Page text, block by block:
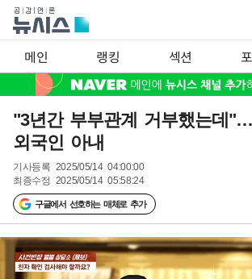
메인 랭킹 섹션
"3년간 부부관계 거부했는데
외국인 아내
기사등록 2025/05/14 04:00:00
최종수정 2025/05/14 05:58:24
구글에서 선호하는 매체로 추가